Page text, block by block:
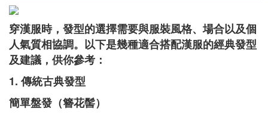
穿漢服時，發型的選擇需要與服裝風格、場合以及個
人氣質相協調。以下是幾種適合搭配漢服的經典發型
及建議，供你參考：
1. 傳統古典發型
簡單盤發（簪花髻）